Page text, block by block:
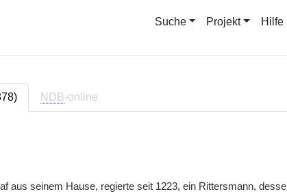
Suche Projekt Hilfe
NDB-online
aus seinem Hause, regierte seit 1223, ein Rittersmann,